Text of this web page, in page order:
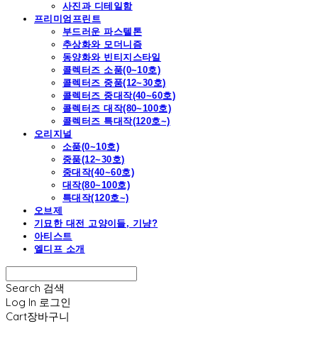
사진과 디테일함
프리미엄프린트
부드러운 파스텔톤
추상화와 모더니즘
동양화와 빈티지스타일
콜렉터즈 소품(0~10호)
콜렉터즈 중품(12~30호)
콜렉터즈 중대작(40~60호)
콜렉터즈 대작(80~100호)
콜렉터즈 특대작(120호~)
오리지널
소품(0~10호)
중품(12~30호)
중대작(40~60호)
대작(80~100호)
특대작(120호~)
오브제
기묘한 대전 고양이들, 기냥?
아티스트
엘디프 소개
Search 검색
Log In 로그인
Cart장바구니